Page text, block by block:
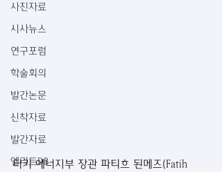
사진자료
시사뉴스
연구포럼
학술회의
발간논문
신착자료
발간자료
엘리트DB
터키 에너지부 장관 파티흐 된메즈(Fatih